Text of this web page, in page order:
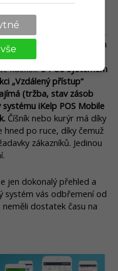
provozem i na dálku?
a až tam se
možnost váš případ,
systém je, jak se říká, „za
na všechno zvládnete
kdekoli.S POS systémem
„Vzdálený přístup“
(tržba, stav zásob
iKelp POS Mobile
Číšník nebo kurýr má díky
po ruce, díky čemuž
zákazníků. Jedinou
jen dokonalý přehled a
systém vás odbřemení od
dostatek času na